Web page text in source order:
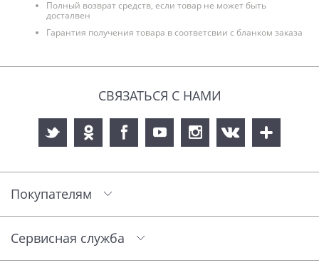
Полный возврат средств, если товар не может быть
досталвен
Гарантия получения товара в соответсвии с бланком заказа
СВЯЗАТЬСЯ С НАМИ
Покупателям
Сервисная служба